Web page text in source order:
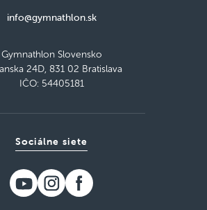
info@gymnathlon.sk
Gymnathlon Slovensko
24D, 831 02 Bratislava
IČO: 54405181
Sociálne siete